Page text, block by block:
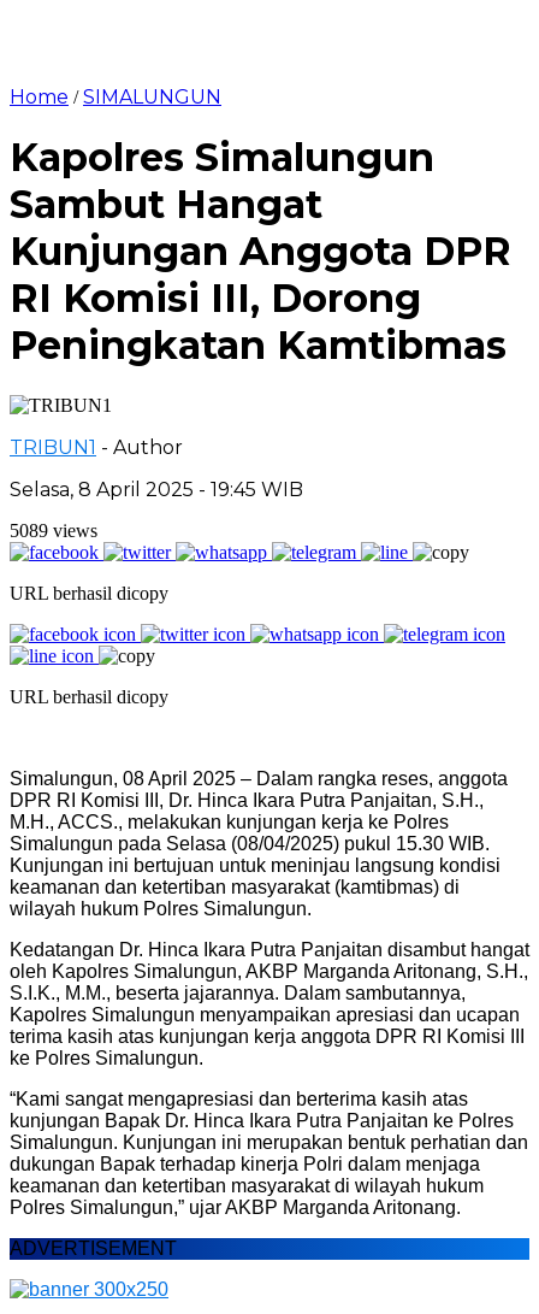
Home /SIMALUNGUN
Kapolres Simalungun
Sambut Hangat
Kunjungan Anggota DPR
RI Komisi III, Dorong
Peningkatan Kamtibmas
TRIBUN1 - Author
Selasa, 8 April 2025 - 19:45 WIB
5089 views
URL berhasil dicopy
URL berhasil dicopy
Simalungun, 08 April 2025 – Dalam rangka reses, anggota
DPR RI Komisi III, Dr. Hinca Ikara Putra Panjaitan, S.H.,
M.H., ACCS., melakukan kunjungan kerja ke Polres
Simalungun pada Selasa (08/04/2025) pukul 15.30 WIB.
Kunjungan ini bertujuan untuk meninjau langsung kondisi
keamanan dan ketertiban masyarakat (kamtibmas) di
wilayah hukum Polres Simalungun.
Kedatangan Dr. Hinca Ikara Putra Panjaitan disambut hangat
oleh Kapolres Simalungun, AKBP Marganda Aritonang, S.H.,
S.I.K., M.M., beserta jajarannya. Dalam sambutannya,
Kapolres Simalungun menyampaikan apresiasi dan ucapan
terima kasih atas kunjungan kerja anggota DPR RI Komisi III
ke Polres Simalungun.
“Kami sangat mengapresiasi dan berterima kasih atas
kunjungan Bapak Dr. Hinca Ikara Putra Panjaitan ke Polres
Simalungun. Kunjungan ini merupakan bentuk perhatian dan
dukungan Bapak terhadap kinerja Polri dalam menjaga
keamanan dan ketertiban masyarakat di wilayah hukum
Polres Simalungun,” ujar AKBP Marganda Aritonang.
ADVERTISEMENT